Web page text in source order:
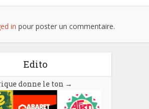
in pour poster un commentaire.
Edito
donne le ton →